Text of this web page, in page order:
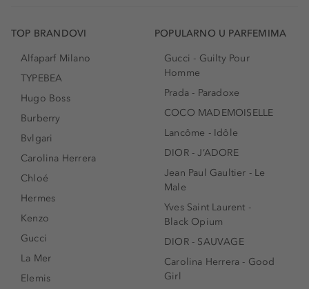
TOP BRANDOVI
Alfaparf Milano
TYPEBEA
Hugo Boss
Burberry
Bvlgari
Carolina Herrera
Chloé
Hermes
Kenzo
Gucci
La Mer
Elemis
POPULARNO U PARFEMIMA
Gucci - Guilty Pour
Homme
Prada - Paradoxe
COCO MADEMOISELLE
Lancôme - Idôle
DIOR - J’ADORE
Jean Paul Gaultier - Le
Male
Yves Saint Laurent -
Black Opium
DIOR - SAUVAGE
Carolina Herrera - Good
Girl